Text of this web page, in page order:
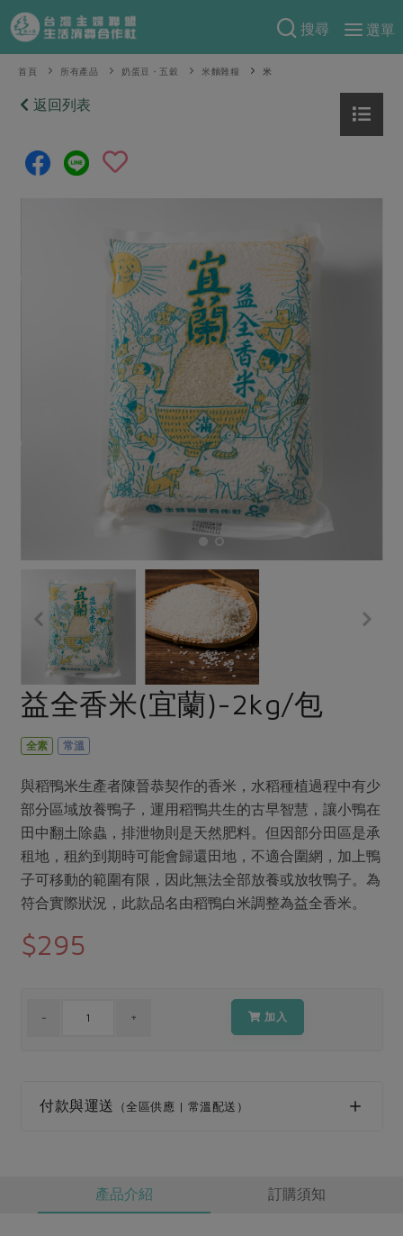
搜尋
選單
產品分類
當季蔬果
芽苗類
辛香料類
乳製品
米麵雜糧
水產
調理食材・點心
烘焙
休閒零嘴 沖泡飲品
保健食品
居家好物
個人清潔
家庭清潔 織品
日用品
最新產品
優惠專區
素食專區
樂齡友善
食譜料理
食材
涼拌沙拉
主題食譜
養身食補
節慶大餐
特別企畫
預購活動
防災用品預購圓滿結束
2026年端午節預購圓滿結束
合作25-經典快閃最後一週
合作25-精選產品第四彈
合作25-精選產品第三彈
議題活動
主婦聯盟X樂齡網特約優惠案
30%rPET紅烏龍茶
2024農業發展計畫年度報告
更多議題活動
把最好的台灣味帶回家！
一籃菜真心話
合作聯合國
生活提案
親子食育
惜食
支持本土農糧
廢核運動 能源議題
減添加物 減塑減廢
公益金 食農教育
更多議題
生活者e週報
綠主張月刊
典藏閱覽室
社員權益
合作社法規
社務專區
選舉專區
最新消息
媒體報導
下載專區
地區活動
社務會議
首頁 所有產品 奶蛋豆・五穀 米麵雜糧 米
返回列表
益全香米(宜蘭)-2kg/包
全素 常溫
與稻鴨米生產者陳晉恭契作的香米，水稻種植過程中有少
部分區域放養鴨子，運用稻鴨共生的古早智慧，讓小鴨在
田中翻土除蟲，排泄物則是天然肥料。但因部分田區是承
租地，租約到期時可能會歸還田地，不適合圍網，加上鴨
子可移動的範圍有限，因此無法全部放養或放牧鴨子。為
符合實際狀況，此款品名由稻鴨白米調整為益全香米。
$295
加入
付款與運送 （全區供應 | 常溫配送）
產品介紹 訂購須知